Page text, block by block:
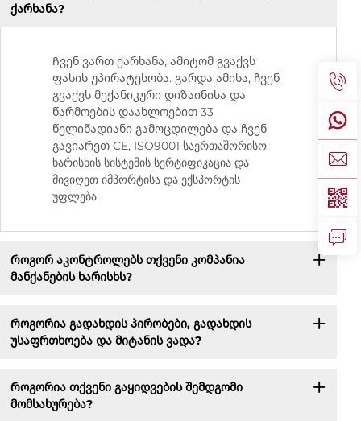
ქარხანა?
Ჩვენ ვართ ქარხანა, ამიტომ გვაქვს
ფასის უპირატესობა. გარდა ამისა, ჩვენ
გვაქვს მექანიკური დიზაინისა და
წარმოების დაახლოებით 33
წელიწადიანი გამოცდილება და ჩვენ
გავიარეთ CE, ISO9001 საერთაშორისო
ხარისხის სისტემის სერტიფიკაცია და
მივიღეთ იმპორტისა და ექსპორტის
უფლება.
Როგორ აკონტროლებს თქვენი კომპანია
მანქანების ხარისხს?
Როგორია გადახდის პირობები, გადახდის
უსაფრთხოება და მიტანის ვადა?
Როგორია თქვენი გაყიდვების შემდგომი
მომსახურება?